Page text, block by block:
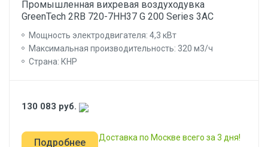
Промышленная вихревая воздуходувка
GreenTech 2RB 720-7HH37 G 200 Series 3AC
Мощность электродвигателя: 4,3 кВт
Максимальная производительность: 320 м3/ч
Страна: КНР
130 083 руб.
Подробнее Доставка по Москве всего за 3 дня!